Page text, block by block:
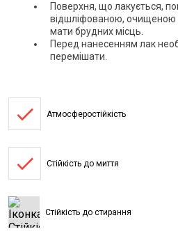
Поверхня, що лакується,
відшліфованою, очищеною
мати брудних місць.
Перед нанесенням лак
перемішати.
done Атмосферостійкість
done Стійкість до миття
Стійкість до стирання